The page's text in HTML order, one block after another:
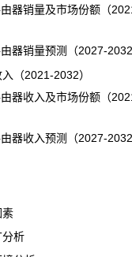
销量及市场份额（
销量预测（2027-
（2021-2032）
收入及市场份额（
收入预测（2027-
析